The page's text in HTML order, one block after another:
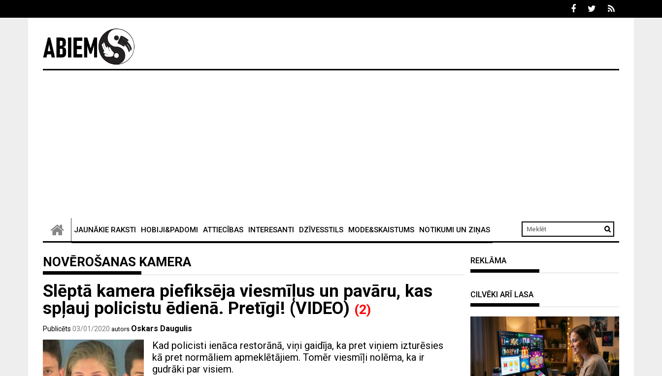
JAUNĀKIE RAKSTI HOBIJI&PADOMI ATTIECĪBAS INTERESANTI DZĪVESSTILS MODE&SKAISTUMS NOTIKUMI UN ZIŅAS
NOVĒROŠANAS KAMERA
Slēptā kamera piefiksēja viesmīļus un pavāru, kas
spļauj policistu ēdienā. Pretīgi! (VIDEO) (2)
Publicēts 03/01/2020 autors Oskars Daugulis
Kad policisti ienāca restorānā, viņi gaidīja, ka pret viņiem izturēsies
kā pret normāliem apmeklētājiem. Tomēr viesmīļi nolēma, ka ir
gudrāki par visiem.
REKLĀMA
CILVĒKI ARĪ LASA